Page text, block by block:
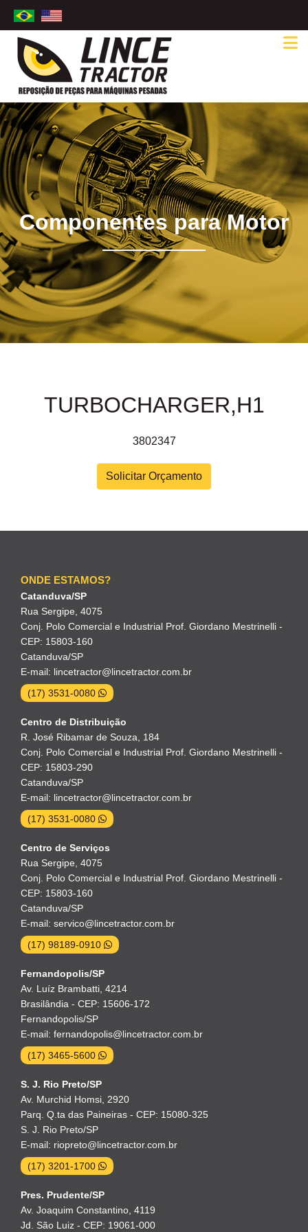
Componentes para Motor
TURBOCHARGER,H1
3802347
Solicitar Orçamento
ONDE ESTAMOS?
Catanduva/SP
Rua Sergipe, 4075
Conj. Polo Comercial e Industrial Prof. Giordano Mestrinelli -
CEP: 15803-160
Catanduva/SP
E-mail: lincetractor@lincetractor.com.br
(17) 3531-0080
Centro de Distribuição
R. José Ribamar de Souza, 184
Conj. Polo Comercial e Industrial Prof. Giordano Mestrinelli -
CEP: 15803-290
Catanduva/SP
E-mail: lincetractor@lincetractor.com.br
(17) 3531-0080
Centro de Serviços
Rua Sergipe, 4075
Conj. Polo Comercial e Industrial Prof. Giordano Mestrinelli -
CEP: 15803-160
Catanduva/SP
E-mail: servico@lincetractor.com.br
(17) 98189-0910
Fernandopolis/SP
Av. Luíz Brambatti, 4214
Brasilândia - CEP: 15606-172
Fernandopolis/SP
E-mail: fernandopolis@lincetractor.com.br
(17) 3465-5600
S. J. Rio Preto/SP
Av. Murchid Homsi, 2920
Parq. Q.ta das Paineiras - CEP: 15080-325
S. J. Rio Preto/SP
E-mail: riopreto@lincetractor.com.br
(17) 3201-1700
Pres. Prudente/SP
Av. Joaquim Constantino, 4119
Jd. São Luiz - CEP: 19061-000